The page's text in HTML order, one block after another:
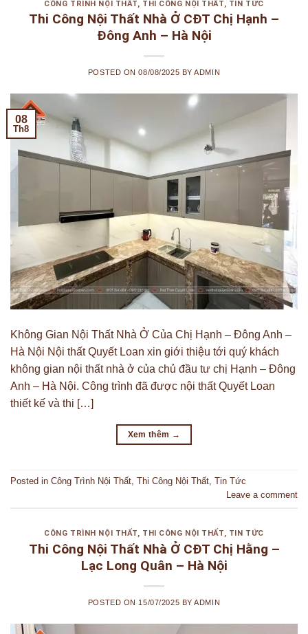
CÔNG TRÌNH NỘI THẤT, THI CÔNG NỘI THẤT, TIN TỨC
Thi Công Nội Thất Nhà Ở CĐT Chị Hạnh –
Đông Anh – Hà Nội
POSTED ON08/08/2025 BYADMIN
08
Th8
Không Gian Nội Thất Nhà Ở Của Chị Hạnh – Đông Anh –
Hà Nội Nội thất Quyết Loan xin giới thiệu tới quý khách
không gian nội thất nhà ở của chủ đầu tư chị Hạnh – Đông
Anh – Hà Nội. Công trình đã được nội thất Quyết Loan
thiết kế và thi […]
Xem thêm →
Posted in Công Trình Nội Thất, Thi Công Nội Thất, Tin Tức
Leave a comment
CÔNG TRÌNH NỘI THẤT, THI CÔNG NỘI THẤT, TIN TỨC
Thi Công Nội Thất Nhà Ở CĐT Chị Hằng –
Lạc Long Quân – Hà Nội
POSTED ON 15/07/2025 BYADMIN